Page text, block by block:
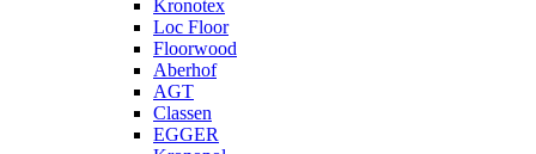
Kronotex
Loc Floor
Floorwood
Aberhof
AGT
Classen
EGGER